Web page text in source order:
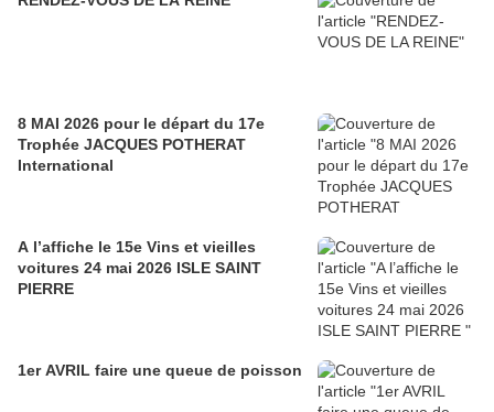
8 MAI 2026 pour le départ du 17e
Trophée JACQUES POTHERAT
International
A l’affiche le 15e Vins et vieilles
voitures 24 mai 2026 ISLE SAINT
PIERRE
1er AVRIL faire une queue de poisson